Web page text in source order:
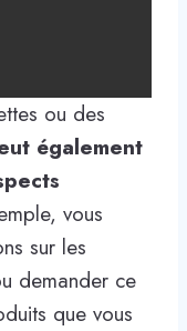
ou des
également
vous
sur les
demander ce
que vous